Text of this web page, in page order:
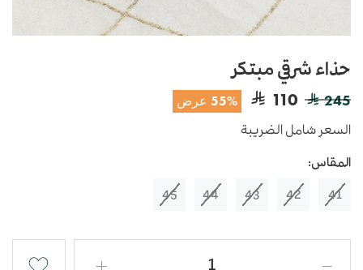
حذاء شرقي مبتكر
245
110 55% عرض
السعر شامل الضريبة
المقاس:
41
42
43
44
45